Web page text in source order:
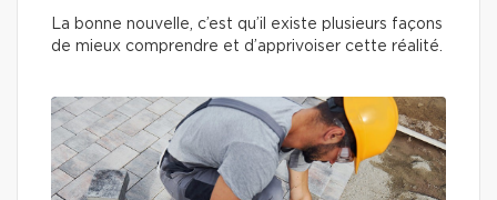
La bonne nouvelle, c’est qu’il existe plusieurs façons
de mieux comprendre et d’apprivoiser cette réalité.